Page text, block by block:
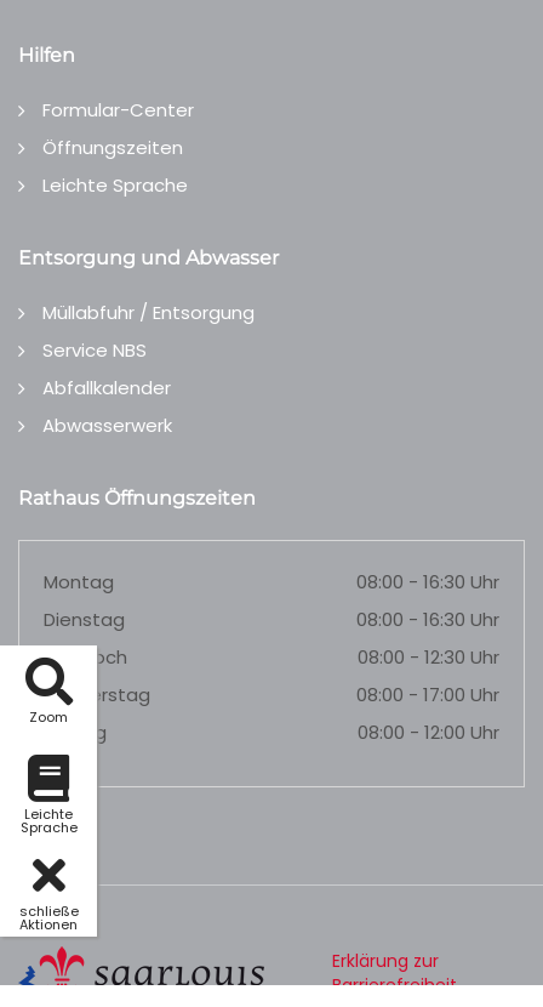
Zoom
Leichte
Sprache
schließe
Aktionen
Hilfen
Formular-Center
Öffnungszeiten
Leichte Sprache
Entsorgung und Abwasser
Müllabfuhr / Entsorgung
Service NBS
Abfallkalender
Abwasserwerk
Rathaus Öffnungszeiten
Montag
08:00 - 16:30 Uhr
Dienstag
08:00 - 16:30 Uhr
Mittwoch
08:00 - 12:30 Uhr
Donnerstag
08:00 - 17:00 Uhr
Freitag
08:00 - 12:00 Uhr
Erklärung zur
Barrierefreiheit